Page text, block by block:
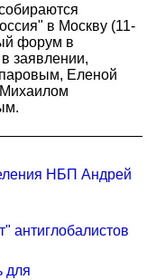
в Москву (11-
форум в
заявлении,
Еленой
НБП Андрей
антиглобалистов
для